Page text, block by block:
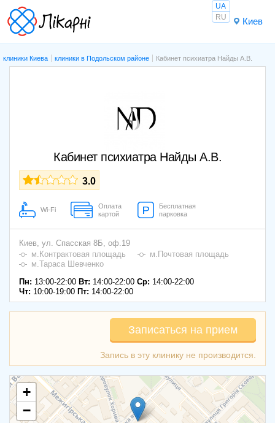
Киев
UA
RU
клиники Киева клиники в Подольском районе Кабинет психиатра Найды А.В.
Кабинет психиатра Найды А.В.
3.0
Wi-Fi
Оплата
картой
Бесплатная
парковка
Киев, ул. Спасская 8Б, оф.19
м.Контрактовая площадь
м.Почтовая площадь
м.Тараса Шевченко
Пн: 13:00-22:00 Вт: 14:00-22:00 Ср: 14:00-22:00
Чт: 10:00-19:00 Пт: 14:00-22:00
Записаться на прием
+
−